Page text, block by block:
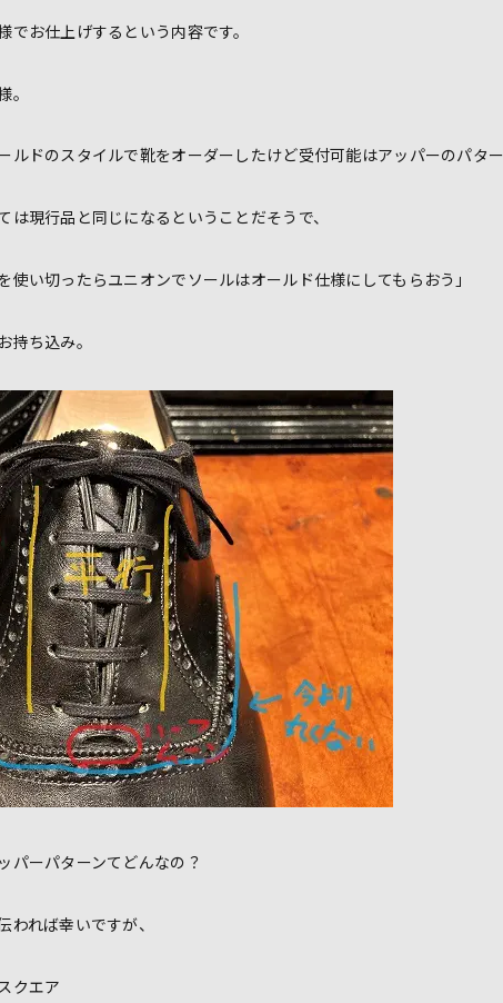
でお仕上げするという内容です。
。
ルドのスタイルで靴をオーダーしたけど受付可能はアッパーのパター
は現行品と同じになるということだそうで、
使い切ったらユニオンでソールはオールド仕様にしてもらおう」
持ち込み。
パーパターンてどんなの？
われば幸いですが、
クエア